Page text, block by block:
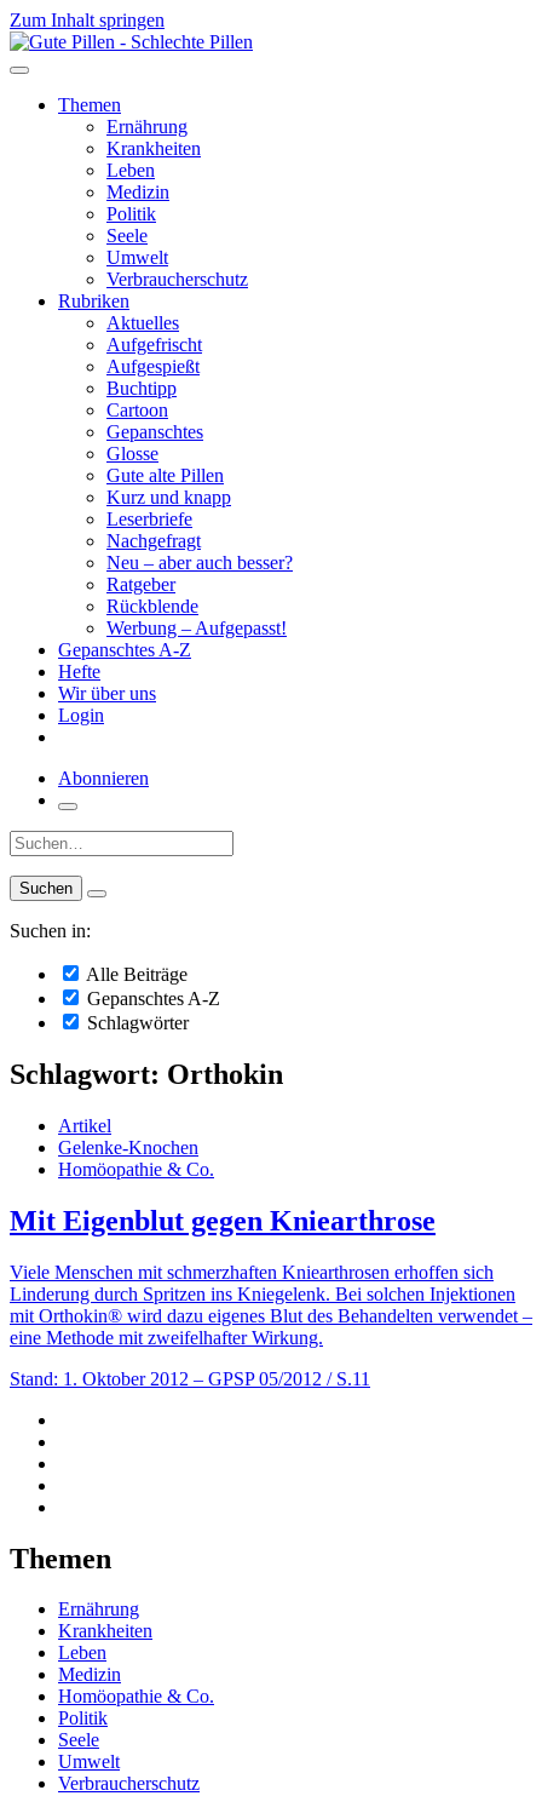
Zum Inhalt springen
Themen
Ernährung
Krankheiten
Leben
Medizin
Politik
Seele
Umwelt
Verbraucherschutz
Rubriken
Aktuelles
Aufgefrischt
Aufgespießt
Buchtipp
Cartoon
Gepanschtes
Glosse
Gute alte Pillen
Kurz und knapp
Leserbriefe
Nachgefragt
Neu – aber auch besser?
Ratgeber
Rückblende
Werbung – Aufgepasst!
Gepanschtes A-Z
Hefte
Wir über uns
Login
Abonnieren
Suche:
Suchen in:
Alle Beiträge
Gepanschtes A-Z
Schlagwörter
Schlagwort: Orthokin
Artikel
Gelenke-Knochen
Homöopathie & Co.
Mit Eigenblut gegen Kniearthrose
Viele Menschen mit schmerzhaften Kniearthrosen erhoffen sich
Linderung durch Spritzen ins Kniegelenk. Bei solchen Injektionen
mit Orthokin® wird dazu eigenes Blut des Behandelten verwendet –
eine Methode mit zweifelhafter Wirkung.
Stand: 1. Oktober 2012 – GPSP 05/2012 / S.11
Themen
Ernährung
Krankheiten
Leben
Medizin
Homöopathie & Co.
Politik
Seele
Umwelt
Verbraucherschutz